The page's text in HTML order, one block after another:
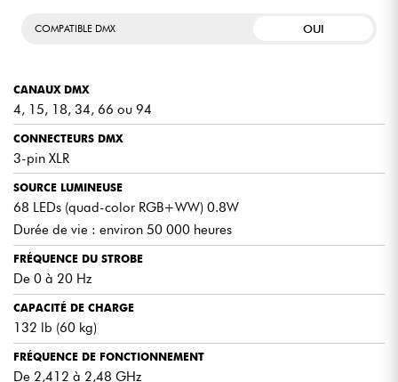
RÉCEPTEUR RF INTÉGRÉ
pouvez ainsi piloter vos effets lumineux à distance, ce qui
facilite le contrôle en plein événement sans devoir manipuler
directement le stand..
COMPATIBILITÉ ILS
Le pied est compatible avec l’écosystème ILS, un système
intelligent d’éclairage synchronisé. Avec une clé D-Fi USB
(vendue séparément), vous pouvez coordonner plusieurs
appareils pour créer un show cohérent et automatisé.
DIFFÉRENTS DIAMÈTRES DE TUBES
COMPATIBLE DMX OUI
CANAUX DMX
4, 15, 18, 34, 66 ou 94
CONNECTEURS DMX
3-pin XLR
SOURCE LUMINEUSE
68 LEDs (quad-color RGB+WW) 0.8W
Durée de vie : environ 50 000 heures
FRÉQUENCE DU STROBE
De 0 à 20 Hz
CAPACITÉ DE CHARGE
132 lb (60 kg)
FRÉQUENCE DE FONCTIONNEMENT
De 2,412 à 2,48 GHz